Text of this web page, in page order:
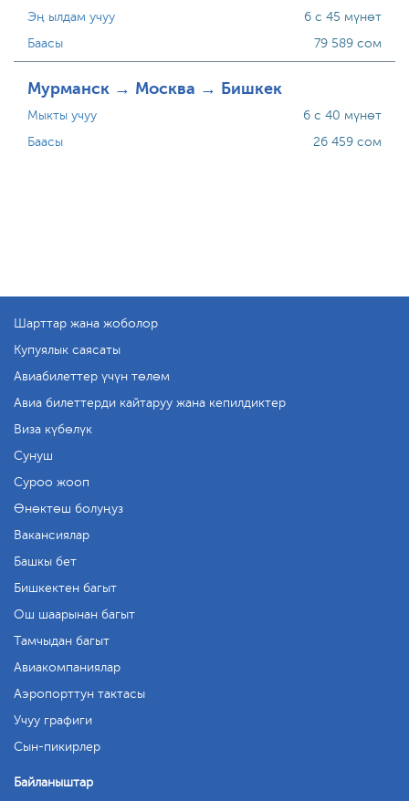
Эң ылдам учуу
Баасы
6 с 45 мүнөт
79 589 сом
Мурманск → Москва → Бишкек
Мыкты учуу
Баасы
6 с 40 мүнөт
26 459 сом
Шарттар жана жоболор
Купуялык саясаты
Авиабилеттер үчүн төлөм
Авиа билеттерди кайтаруу жана кепилдиктер
Виза күбөлүк
Сунуш
Суроо жооп
Өнөктөш болуңуз
Вакансиялар
Башкы бет
Бишкектен багыт
Ош шаарынан багыт
Тамчыдан багыт
Авиакомпаниялар
Аэропорттун тактасы
Учуу графиги
Сын-пикирлер
Байланыштар